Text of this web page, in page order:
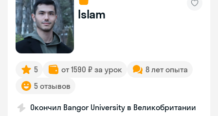
Islam
5 от 1590 ₽ за урок
8 лет опыта
5 отзывов
Окончил Bangor University в Великобритании